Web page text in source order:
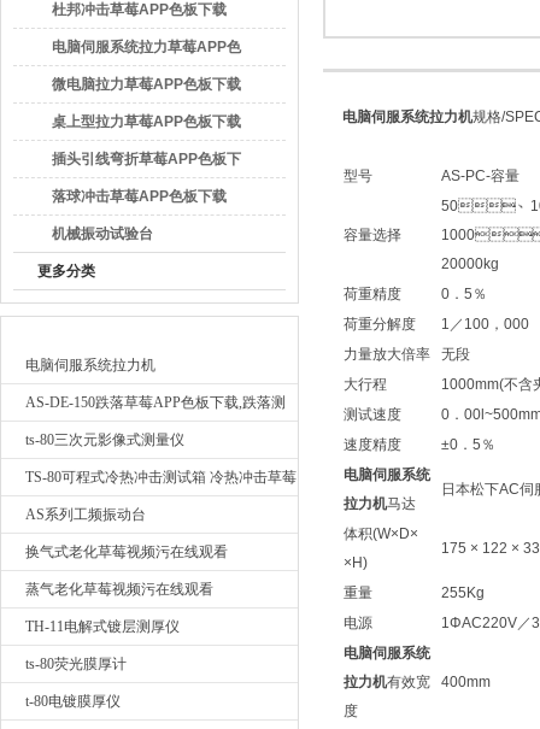
杜邦冲击草莓APP色板下载
电脑伺服系统拉力草莓APP色
板下载
微电脑拉力草莓APP色板下载
桌上型拉力草莓APP色板下载
插头引线弯折草莓APP色板下
载
落球冲击草莓APP色板下载
机械振动试验台
更多分类
电脑伺服系统拉力机
AS-DE-150跌落草莓APP色板下载,跌落测
试我要询价
ts-80三次元影像式测量仪
TS-80可程式冷热冲击测试箱 冷热冲击草莓
APP色板下载
AS系列工频振动台
换气式老化草莓视频污在线观看
蒸气老化草莓视频污在线观看
TH-11电解式镀层测厚仪
ts-80荧光膜厚计
t-80电镀膜厚仪
电脑伺服系统拉力机规格/
型号 AS-PC-容量
容量选择
50、
1000
20000kg
荷重精度
0．5％
荷重分解度
1／100，000
力量放大倍率
无段
大行程
1000mm(不含
测试速度
0．
速度精度
±0．5％
电脑伺服系统
拉力机马达
日本松下AC伺
体积(W×D×
×H)
175 × 122 ×
重量
255Kg
电源
1ΦAC220V／
电脑伺服系统
拉力机有效宽
度
400mm